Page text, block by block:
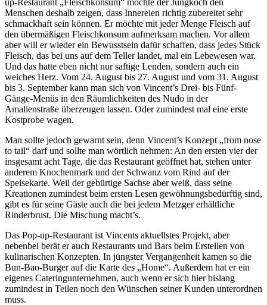
Menschen deshalb zeigen, dass Innereien richtig zubereitet sehr
schmackhaft sein können. Er möchte mit jeder Menge Fleisch auf
den übermäßigen Fleischkonsum aufmerksam machen. Vor allem
aber will er wieder ein Bewusstsein dafür schaffen, dass jedes Stück
Fleisch, das bei uns auf dem Teller landet, mal ein Lebewesen war.
Und das hatte eben nicht nur saftige Lenden, sondern auch ein
weiches Herz. Vom 24. August bis 27. August und vom 31. August
bis 3. September kann man sich von Vincent’s Drei- bis Fünf-
Gänge-Menüs in den Räumlichkeiten des Nudo in der
Amalienstraße überzeugen lassen. Oder zumindest mal eine erste
Kostprobe wagen.
Man sollte jedoch gewarnt sein, denn Vincent’s Konzept „from nose
to tail“ darf und sollte man wörtlich nehmen: An den ersten vier der
insgesamt acht Tage, die das Restaurant geöffnet hat, stehen unter
anderem Knochenmark und der Schwanz vom Rind auf der
Speisekarte. Weil der gebürtige Sachse aber weiß, dass seine
Kreationen zumindest beim ersten Lesen gewöhnungsbedürftig sind,
gibt es für seine Gäste auch die bei jedem Metzger erhältliche
Rinderbrust. Die Mischung macht’s.
Das Pop-up-Restaurant ist Vincents aktuellstes Projekt, aber
nebenbei berät er auch Restaurants und Bars beim Erstellen von
kulinarischen Konzepten. In jüngster Vergangenheit kamen so die
Bun-Bao-Burger auf die Karte des „Home“. Außerdem hat er ein
eigenes Cateringunternehmen, auch wenn er sich hier bislang
zumindest in Teilen noch den Wünschen seiner Kunden unterordnen
muss.